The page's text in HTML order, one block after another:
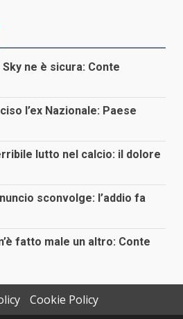
ne è sicura: Conte
l’ex Nazionale: Paese
lutto nel calcio: il dolore
sconvolge: l’addio fa
fatto male un altro: Conte
Cookie Policy